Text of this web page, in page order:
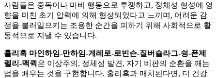
사람들은 중독이나 마비 행동으로 투쟁하고, 정체성 형성에 영
향을 미친 초기 압력에 의해 형성되었다고 느끼며, 어려운 감
정을 불러일으키는 조용한 순간을 피하기 위해 사회적으로 활
동적으로 지낼 수 있습니다.
홀리혹 마인하임-만하임-게레로-로빈슨-질버슐라그-슁-폰제
렐리-맥퀵 은 이상주의, 정체성 발견, 자기 비판의 순환을 깨는
법을 배우는 것을 구현합니다. 홀리혹과 매치된다면, 더 건강